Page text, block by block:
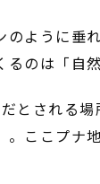
ように垂
るのは「
とされる
。ここプ